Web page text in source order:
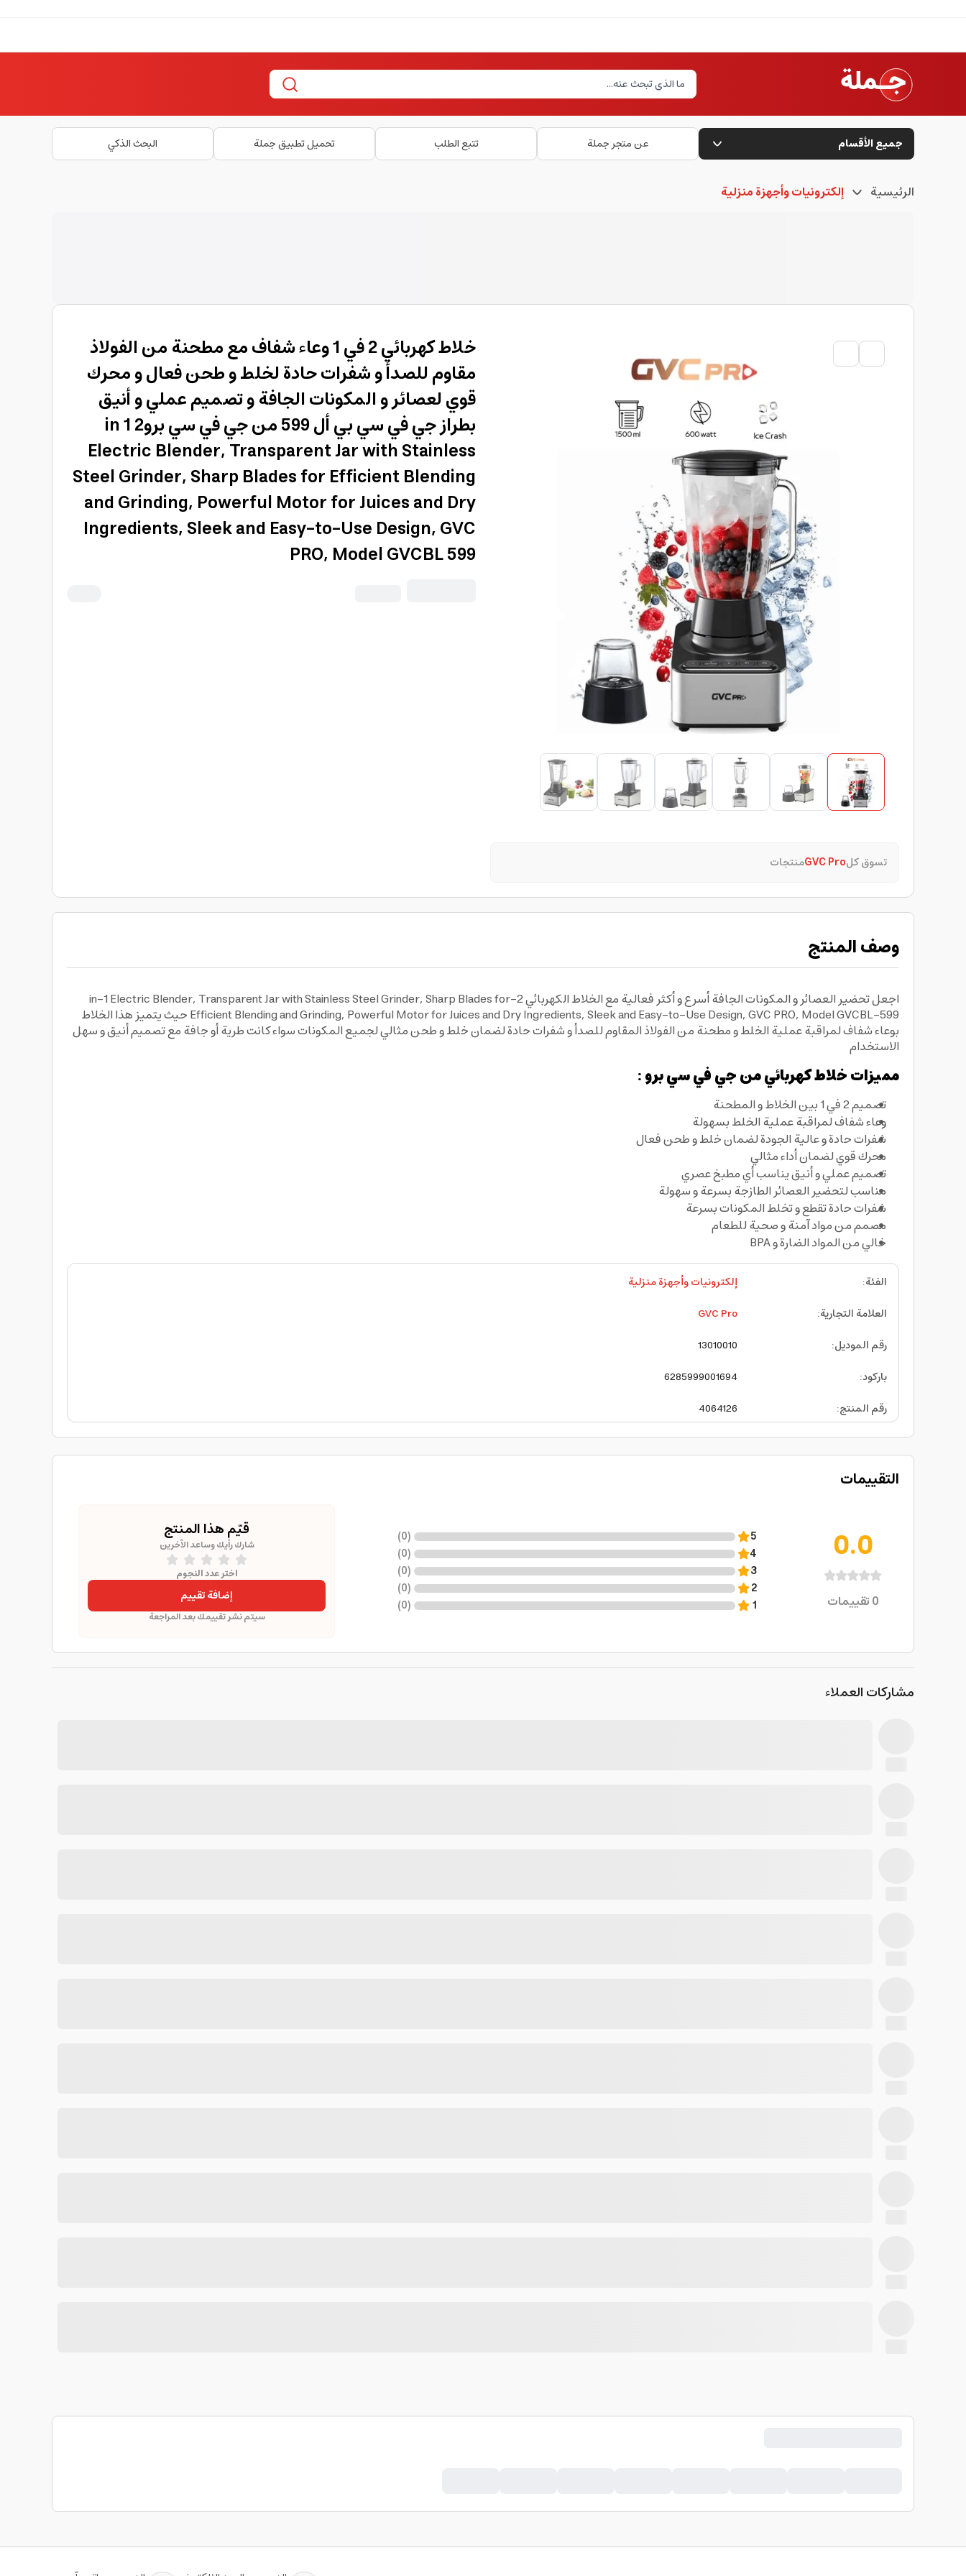
جميع الأقسام عن متجر جملة تتبع الطلب تحميل تطبيق جملة البحث الذكي
الرئيسية إلكترونيات وأجهزة منزلية
تسوق كلGVC Proمنتجات
خلاط كهربائي 2 في 1 وعاء شفاف مع مطحنة من الفولاذ
مقاوم للصدأ و شفرات حادة لخلط و طحن فعال و محرك
قوي لعصائر و المكونات الجافة و تصميم عملي و أنيق
بطراز جي في سي بي أل 599 من جي في سي برو2 in 1
Electric Blender, Transparent Jar with Stainless
Steel Grinder, Sharp Blades for Efficient Blending
and Grinding, Powerful Motor for Juices and Dry
Ingredients, Sleek and Easy-to-Use Design, GVC
PRO, Model GVCBL 599
وصف المنتج
اجعل تحضير العصائر و المكونات الجافة أسرع و أكثر فعالية مع الخلاط الكهربائي 2-in-1 Electric Blender, Transparent Jar with Stainless Steel Grinder, Sharp Blades for
Efficient Blending and Grinding, Powerful Motor for Juices and Dry Ingredients, Sleek and Easy-to-Use Design, GVC PRO, Model GVCBL-599 حيث يتميز هذا الخلاط
بوعاء شفاف لمراقبة عملية الخلط و مطحنة من الفولاذ المقاوم للصدأ و شفرات حادة لضمان خلط و طحن مثالي لجميع المكونات سواء كانت طرية أو جافة مع تصميم أنيق و سهل
الاستخدام
مميزات خلاط كهربائي من جي في سي برو :
تصميم 2 في 1 بين الخلاط و المطحنة
وعاء شفاف لمراقبة عملية الخلط بسهولة
شفرات حادة و عالية الجودة لضمان خلط و طحن فعال
محرك قوي لضمان أداء مثالي
تصميم عملي و أنيق يناسب أي مطبخ عصري
مناسب لتحضير العصائر الطازجة بسرعة و سهولة
شفرات حادة تقطع و تخلط المكونات بسرعة
مصمم من مواد آمنة و صحية للطعام
خالي من المواد الضارة و BPA
الفئة:
إلكترونيات وأجهزة منزلية
العلامة التجارية:
GVC Pro
رقم الموديل:
13010010
باركود:
6285999001694
رقم المنتج:
4064126
التقييمات
0.0
0تقييمات
5
(
0
)
4
(
0
)
3
(
0
)
2
(
0
)
1
(
0
)
قيّم هذا المنتج
شارك رأيك وساعد الآخرين
اختر عدد النجوم
إضافة تقييم
سيتم نشر تقييمك بعد المراجعة
مشاركات العملاء